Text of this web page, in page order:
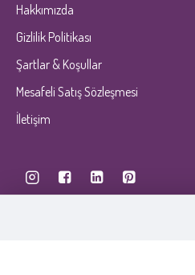
Hakkımızda
Gizlilik Politikası
Şartlar & Koşullar
Mesafeli Satış Sözleşmesi
İletişim